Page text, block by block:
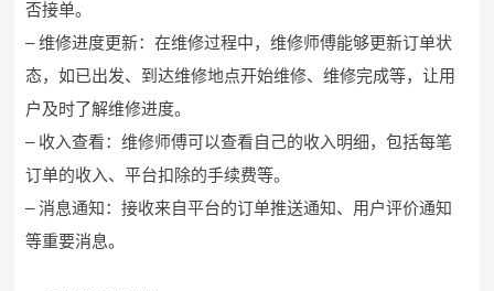
否接单。
– 维修进度更新：在维修过程中，维修师傅能够更新订单状
态，如已出发、到达维修地点开始维修、维修完成等，让用
户及时了解维修进度。
– 收入查看：维修师傅可以查看自己的收入明细，包括每笔
订单的收入、平台扣除的手续费等。
– 消息通知：接收来自平台的订单推送通知、用户评价通知
等重要消息。